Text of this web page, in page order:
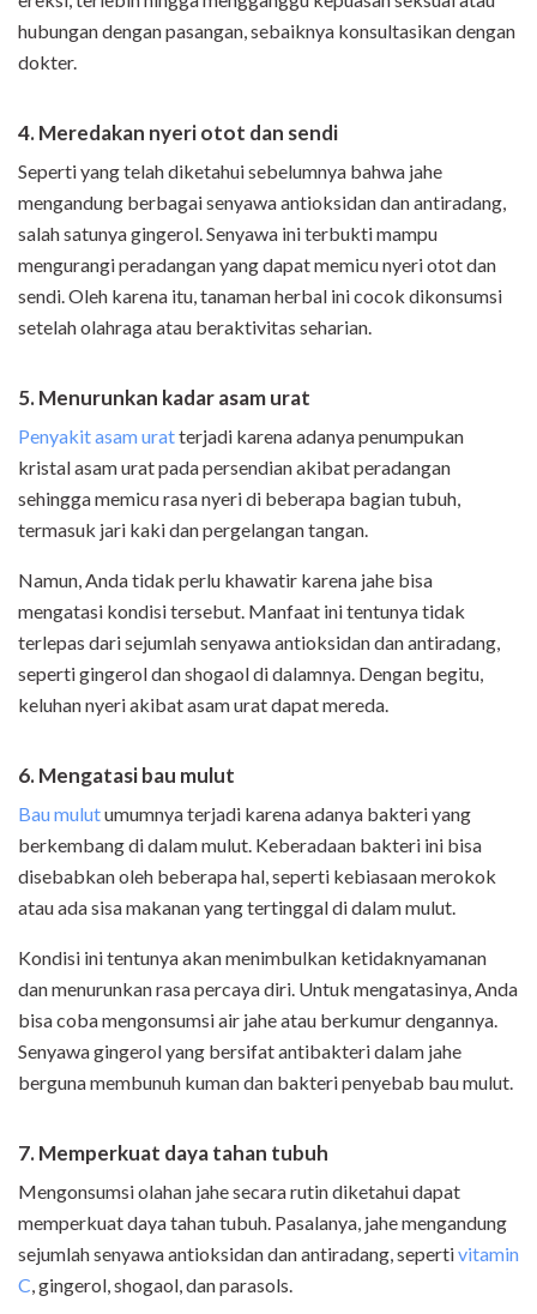
hubungan dengan pasangan, sebaiknya konsultasikan dengan
dokter.
4. Meredakan nyeri otot dan sendi
Seperti yang telah diketahui sebelumnya bahwa jahe
mengandung berbagai senyawa antioksidan dan antiradang,
salah satunya gingerol. Senyawa ini terbukti mampu
mengurangi peradangan yang dapat memicu nyeri otot dan
sendi. Oleh karena itu, tanaman herbal ini cocok dikonsumsi
setelah olahraga atau beraktivitas seharian.
5. Menurunkan kadar asam urat
Penyakit asam uratterjadi karena adanya penumpukan
kristal asam urat pada persendian akibat peradangan
sehingga memicu rasa nyeri di beberapa bagian tubuh,
termasuk jari kaki dan pergelangan tangan.
Namun, Anda tidak perlu khawatir karena jahe bisa
mengatasi kondisi tersebut. Manfaat ini tentunya tidak
terlepas dari sejumlah senyawa antioksidan dan antiradang,
seperti gingerol dan shogaol di dalamnya. Dengan begitu,
keluhan nyeri akibat asam urat dapat mereda.
6. Mengatasi bau mulut
Bau mulutumumnya terjadi karena adanya bakteri yang
berkembang di dalam mulut. Keberadaan bakteri ini bisa
disebabkan oleh beberapa hal, seperti kebiasaan merokok
atau ada sisa makanan yang tertinggal di dalam mulut.
Kondisi ini tentunya akan menimbulkan ketidaknyamanan
dan menurunkan rasa percaya diri. Untuk mengatasinya, Anda
bisa coba mengonsumsi air jahe atau berkumur dengannya.
Senyawa gingerol yang bersifat antibakteri dalam jahe
berguna membunuh kuman dan bakteri penyebab bau mulut.
7. Memperkuat daya tahan tubuh
Mengonsumsi olahan jahe secara rutin diketahui dapat
memperkuat daya tahan tubuh. Pasalanya, jahe mengandung
sejumlah senyawa antioksidan dan antiradang, sepertivitamin
C , gingerol, shogaol, dan parasols.